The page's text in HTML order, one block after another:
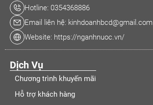
Hotline: 0354368886
Email liên hệ: kinhdoanhbcd@gmail.com
Website: https://nganhnuoc.vn/
Dịch Vụ
Chương trình khuyến mãi
Hỗ trợ khách hàng